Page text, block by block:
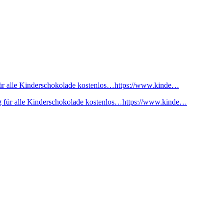
alle Kinderschokolade kostenlos…https://www.kinde…
für alle Kinderschokolade kostenlos…https://www.kinde…